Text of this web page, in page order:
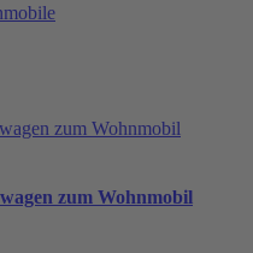
zum Wohnmobil